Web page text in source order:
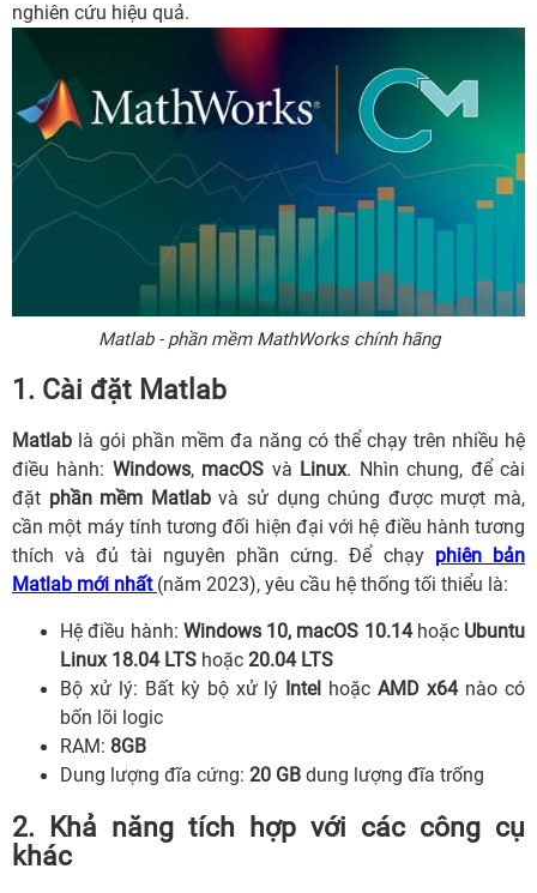
nghiên cứu hiệu quả.
Matlab - phần mềm MathWorks chính hãng
1. Cài đặt Matlab
Matlab là gói phần mềm đa năng có thể chạy trên nhiều hệ
điều hành: Windows, macOS và Linux. Nhìn chung, để cài
đặt phần mềm Matlabvà sử dụng chúng được mượt mà,
cần một máy tính tương đối hiện đại với hệ điều hành tương
thích và đủ tài nguyên phần cứng. Để chạy phiên bản
Matlab mới nhất (năm 2023), yêu cầu hệ thống tối thiểu là:
Hệ điều hành: Windows 10, macOS 10.14hoặc Ubuntu
Linux 18.04 LTS hoặc 20.04 LTS
Bộ xử lý: Bất kỳ bộ xử lý Intel hoặcAMD x64nào có
bốn lõi logic
RAM: 8GB
Dung lượng đĩa cứng: 20 GB dung lượng đĩa trống
2. Khả năng tích hợp với các công cụ
khác